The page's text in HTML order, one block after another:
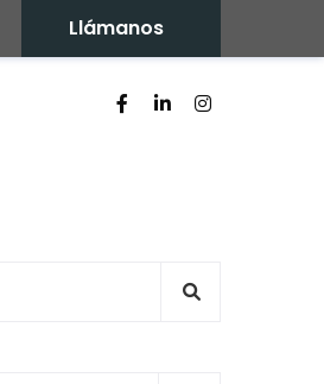
Llámanos